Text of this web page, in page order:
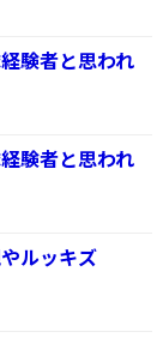
験者と思われ
験者と思われ
ルッキズ